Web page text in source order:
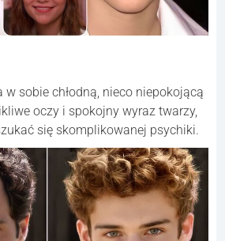
w sobie chłodną, nieco niepokojącą
oczy i spokojny wyraz twarzy,
się skomplikowanej psychiki.